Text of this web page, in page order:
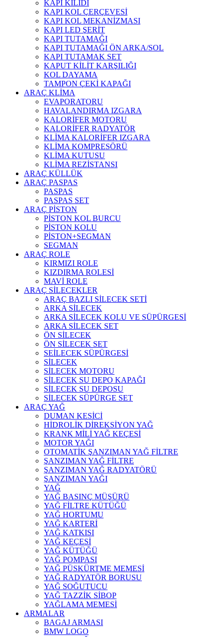
KAPI KİLİDİ
KAPI KOL ÇERÇEVESİ
KAPI KOL MEKANİZMASI
KAPI LED ŞERİT
KAPI TUTAMAĞI
KAPI TUTAMAĞI ÖN ARKA/SOL
KAPI TUTAMAK SET
KAPUT KİLİT KARŞILIĞI
KOL DAYAMA
TAMPON ÇEKİ KAPAĞI
ARAÇ KLİMA
EVAPORATORU
HAVALANDIRMA IZGARA
KALORİFER MOTORU
KALORİFER RADYATÖR
KLİMA KALORİFER IZGARA
KLİMA KOMPRESÖRÜ
KLİMA KUTUSU
KLİMA REZİSTANSI
ARAÇ KÜLLÜK
ARAÇ PASPAS
PASPAS
PASPAS SET
ARAÇ PİSTON
PİSTON KOL BURCU
PİSTON KOLU
PİSTON+SEGMAN
SEGMAN
ARAÇ ROLE
KIRMIZI ROLE
KIZDIRMA ROLESİ
MAVİ ROLE
ARAÇ SİLECEKLER
ARAÇ BAZLI SİLECEK SETİ
ARKA SİLECEK
ARKA SİLECEK KOLU VE SÜPÜRGESİ
ARKA SİLECEK SET
ÖN SİLECEK
ÖN SİLECEK SET
SEİLECEK SÜPÜRGESİ
SİLECEK
SİLECEK MOTORU
SİLECEK SU DEPO KAPAĞI
SİLECEK SU DEPOSU
SİLECEK SÜPÜRGE SET
ARAÇ YAĞ
DUMAN KESİCİ
HİDROLİK DİREKSİYON YAĞ
KRANK MİLİ YAĞ KEÇESİ
MOTOR YAĞI
OTOMATİK ŞANZIMAN YAĞ FİLTRE
ŞANZIMAN YAĞ FİLTRE
ŞANZIMAN YAĞ RADYATÖRÜ
ŞANZIMAN YAĞI
YAĞ
YAĞ BASINÇ MÜŞÜRÜ
YAĞ FİLTRE KÜTÜĞÜ
YAĞ HORTUMU
YAĞ KARTERİ
YAĞ KATKISI
YAĞ KEÇESİ
YAĞ KÜTÜĞÜ
YAĞ POMPASI
YAĞ PÜSKÜRTME MEMESİ
YAĞ RADYATÖR BORUSU
YAĞ SOĞUTUCU
YAĞ TAZZİK SİBOP
YAĞLAMA MEMESİ
ARMALAR
BAGAJ ARMASI
BMW LOGO